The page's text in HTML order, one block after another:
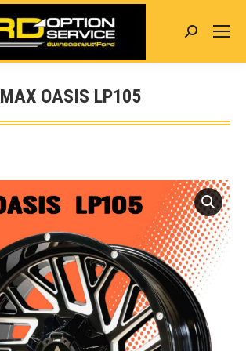
Search:
MAX OASIS LP105
You are here: